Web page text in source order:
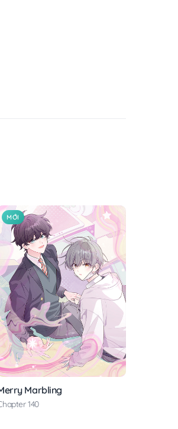
MỚI
Marbling
140